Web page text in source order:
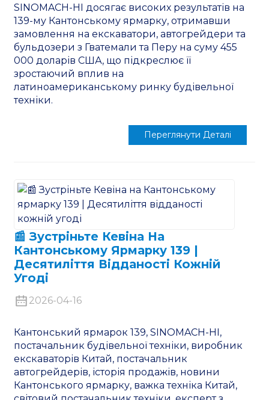
SINOMACH-HI досягає високих результатів на
139-му Кантонському ярмарку, отримавши
замовлення на екскаватори, автогрейдери та
бульдозери з Гватемали та Перу на суму 455
000 доларів США, що підкреслює її
зростаючий вплив на
латиноамериканському ринку будівельної
техніки.
Переглянути Деталі
📰 Зустріньте Кевіна На
Кантонському Ярмарку 139 |
Десятиліття Відданості Кожній
Угоді
2026-04-16
Кантонський ярмарок 139, SINOMACH-HI,
постачальник будівельної техніки, виробник
екскаваторів Китай, постачальник
автогрейдерів, історія продажів, новини
Кантонського ярмарку, важка техніка Китай,